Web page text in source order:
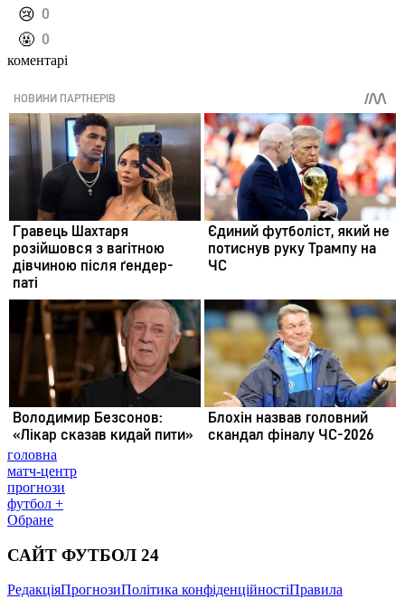
️😢 0
️🤬 0
коментарі
головна
матч-центр
прогнози
футбол +
Обране
САЙТ ФУТБОЛ 24
РедакціяПрогнозиПолітика конфіденційностіПравила